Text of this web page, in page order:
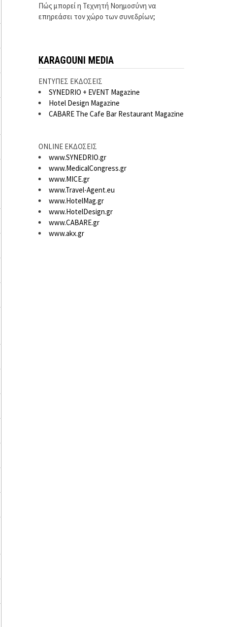
Πώς μπορεί η Τεχνητή Νοημοσύνη να
επηρεάσει τον χώρο των συνεδρίων;
KARAGOUNI MEDIA
ΕΝΤΥΠΕΣ ΕΚΔΟΣΕΙΣ
SYNEDRIO + EVENT Magazine
Hotel Design Magazine
CABARE The Cafe Bar Restaurant Magazine
ONLINE ΕΚΔΟΣΕΙΣ
www.SYNEDRIO.gr
www.MedicalCongress.gr
www.MICE.gr
www.Travel-Agent.eu
www.HotelMag.gr
www.HotelDesign.gr
www.CABARE.gr
www.akx.gr